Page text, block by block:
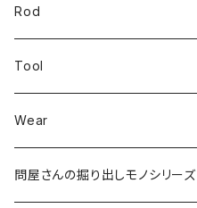
U4シンカー
Rod
Tool
Wear
問屋さんの掘り出しモノシリーズ